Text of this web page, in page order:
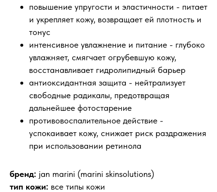
повышение упругости и эластичности - питает
и укрепляет кожу, возвращает ей плотность и
тонус
интенсивное увлажнение и питание - глубоко
увлажняет, смягчает огрубевшую кожу,
восстанавливает гидролипидный барьер
антиоксидантная защита - нейтрализует
свободные радикалы, предотвращая
дальнейшее фотостарение
противовоспалительное действие -
успокаивает кожу, снижает риск раздражения
при использовании ретинола
бренд: jan marini (marini skinsolutions)
тип кожи: все типы кожи